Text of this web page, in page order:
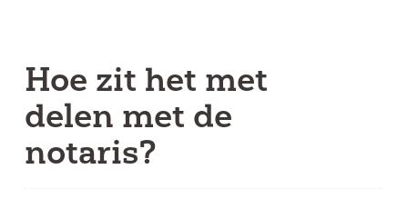
Hoe zit het met
delen met de
notaris?